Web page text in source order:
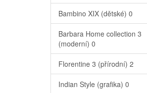
Bambino XIX (dětské) 0
Barbara Home collection 3
(moderní) 0
Florentine 3 (přírodní) 2
Indian Style (grafika) 0